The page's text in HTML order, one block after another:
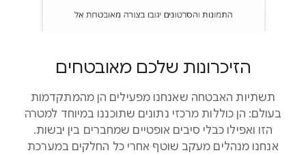
הזיכרונות שלכם מאובטחים
תשתיות האבטחה שאנחנו מפעילים הן מהמתקדמות
בעולם: הן כוללות מרכזי נתונים שתוכננו במיוחד למטרה
הזו ואפילו כבלי סיבים אופטיים שמחברים בין יבשות.
אנחנו מנהלים מעקב שוטף אחרי כל החלקים במערכת